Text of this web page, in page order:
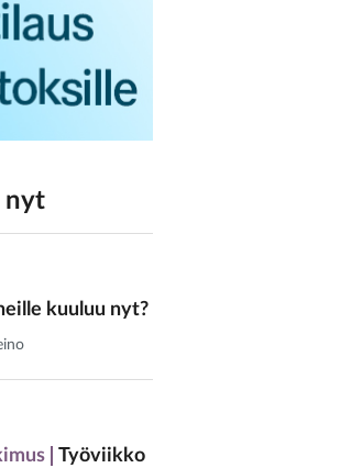
nyt
kuuluu nyt?
Työviikko